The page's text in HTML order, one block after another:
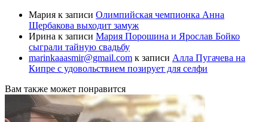
Мария к записи Олимпийская чемпионка Анна
Щербакова выходит замуж
Ирина к записи Мария Порошина и Ярослав Бойко
сыграли тайную свадьбу
marinkaaasmir@gmail.com к записи Алла Пугачева на
Кипре с удовольствием позирует для селфи
Вам также может понравится